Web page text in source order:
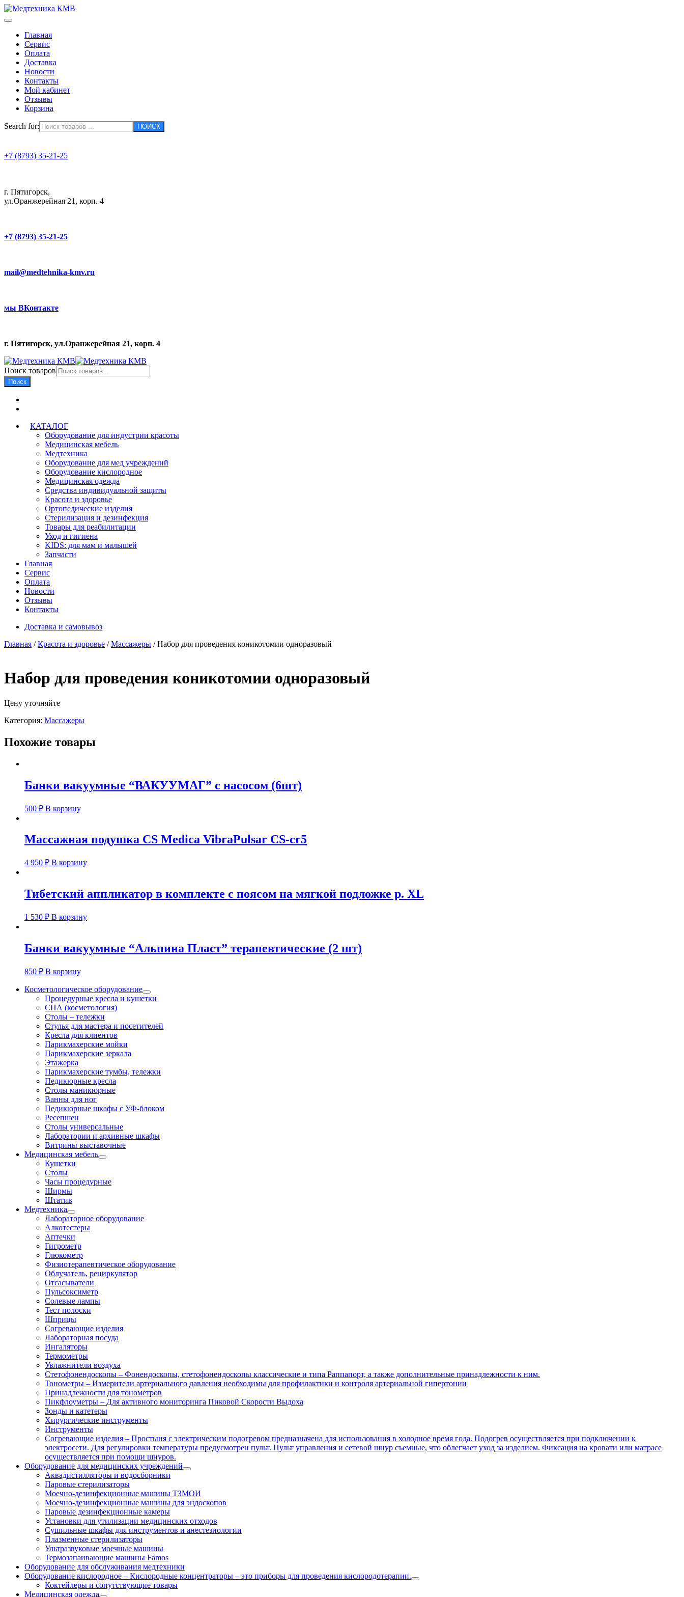
Главная
Сервис
Оплата
Доставка
Новости
Контакты
Мой кабинет
Отзывы
Корзина
Search for:
+7 (8793) 35-21-25
г. Пятигорск,
ул.Оранжерейная 21, корп. 4
+7 (8793) 35-21-25
mail@medtehnika-kmv.ru
мы ВКонтакте
г. Пятигорск, ул.Оранжерейная 21, корп. 4
Поиск товаров
Поиск
КАТАЛОГ
Оборудование для индустрии красоты
Медицинская мебель
Медтехника
Оборудование для мед учреждений
Оборудование кислородное
Медицинская одежда
Средства индивидуальной защиты
Красота и здоровье
Ортопедические изделия
Стерилизация и дезинфекция
Товары для реабилитации
Уход и гигиена
KIDS: для мам и малышей
Запчасти
Главная
Сервис
Оплата
Новости
Отзывы
Контакты
Доставка и самовывоз
Главная /Красота и здоровье /Массажеры / Набор для проведения коникотомии одноразовый
Набор для проведения коникотомии одноразовый
Цену уточняйте
Категория: Массажеры
Похожие товары
Банки вакуумные “ВАКУУМАГ” с насосом (6шт)
500 ₽ В корзину
Массажная подушка CS Medica VibraPulsar CS-cr5
4 950 ₽ В корзину
Тибетский аппликатор в комплекте с поясом на мягкой подложке р. XL
1 530 ₽ В корзину
Банки вакуумные “Альпина Пласт” терапевтические (2 шт)
850 ₽ В корзину
Косметологическое оборудование
Процедурные кресла и кушетки
СПА (косметология)
Столы – тележки
Стулья для мастера и посетителей
Кресла для клиентов
Парикмахерские мойки
Парикмахерские зеркала
Этажерка
Парикмахерские тумбы, тележки
Педикюрные кресла
Столы маникюрные
Ванны для ног
Педикюрные шкафы с УФ-блоком
Ресепшен
Столы универсальные
Лаборатории и архивные шкафы
Витрины выставочные
Медицинская мебель
Кушетки
Столы
Часы процедурные
Ширмы
Штатив
Медтехника
Лабораторное оборудование
Алкотестеры
Аптечки
Гигрометр
Глюкометр
Физиотерапевтическое оборудование
Облучатель, рециркулятор
Отсасыватели
Пульсоксиметр
Солевые лампы
Тест полоски
Шприцы
Согревающие изделия
Лабораторная посуда
Ингаляторы
Термометры
Увлажнители воздуха
Стетофонендоскопы – Фонендоскопы, стетофонендоскопы классические и типа Раппапорт, а также дополнительные принадлежности к ним.
Тонометры – Измерители артериального давления необходимы для профилактики и контроля артериальной гипертонии
Принадлежности для тонометров
Пикфлоуметры – Для активного мониторинга Пиковой Скорости Выдоха
Зонды и катетеры
Хирургические инструменты
Инструменты
Согревающие изделия – Простыня с электрическим подогревом предназначена для использования в холодное время года. Подогрев осуществляется при подключении к
электросети. Для регулировки температуры предусмотрен пульт. Пульт управления и сетевой шнур съемные, что облегчает уход за изделием. Фиксация на кровати или матрасе
осуществляется при помощи шнуров.
Оборудование для медицинских учреждений
Аквадистилляторы и водосборники
Паровые стерилизаторы
Моечно-дезинфекционные машины ТЗМОИ
Моечно-дезинфекционные машины для эндоскопов
Паровые дезинфекционные камеры
Установки для утилизации медицинских отходов
Сушильные шкафы для инструментов и анестезиологии
Плазменные стерилизаторы
Ультразвуковые моечные машины
Термозапаивающие машины Famos
Оборудование для обслуживания медтехники
Оборудование кислородное – Кислородные концентраторы – это приборы для проведения кислородотерапии.
Коктейлеры и сопутствующие товары
Медицинская одежда